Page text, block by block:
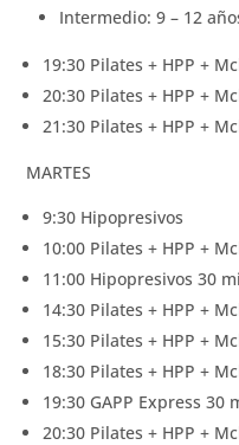
Intermedio: 9 – 12
19:30 Pilates + HPP +
20:30 Pilates + HPP +
21:30 Pilates + HPP +
MARTES
9:30 Hipopresivos
10:00 Pilates + HPP +
11:00 Hipopresivos 30
14:30 Pilates + HPP +
15:30 Pilates + HPP +
18:30 Pilates + HPP +
19:30 GAPP Express 30
20:30 Pilates + HPP +